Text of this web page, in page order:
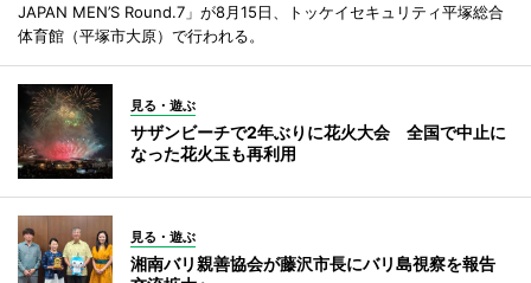
JAPAN MEN’S Round.7」が8月15日、トッケイセキュリティ平塚総合
体育館（平塚市大原）で行われる。
見る・遊ぶ
サザンビーチで2年ぶりに花火大会 全国で中止に
なった花火玉も再利用
見る・遊ぶ
湘南バリ親善協会が藤沢市長にバリ島視察を報告